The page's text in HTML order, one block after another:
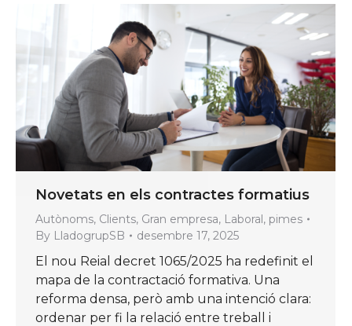
Novetats en els contractes formatius
Autònoms, Clients, Gran empresa, Laboral, pimes
By LladogrupSB desembre 17, 2025
El nou Reial decret 1065/2025 ha redefinit el
mapa de la contractació formativa. Una
reforma densa, però amb una intenció clara:
ordenar per fi la relació entre treball i